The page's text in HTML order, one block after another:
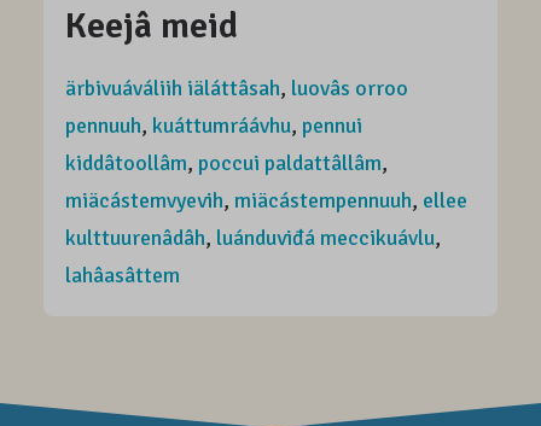
Keejâ meid
ärbivuáváliih iäláttâsah, luovâs orroo
pennuuh, kuáttumráávhu, pennui
kiddâtoollâm, poccui paldattâllâm,
miäcástemvyevih, miäcástempennuuh, ellee
kulttuurenâdâh, luánduviđá meccikuávlu,
lahâasâttem